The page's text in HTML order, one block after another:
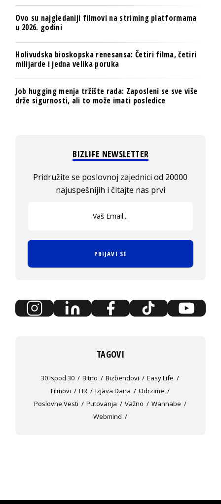
Ovo su najgledaniji filmovi na striming platformama
u 2026. godini
Holivudska bioskopska renesansa: Četiri filma, četiri
milijarde i jedna velika poruka
Job hugging menja tržište rada: Zaposleni se sve više
drže sigurnosti, ali to može imati posledice
BIZLIFE NEWSLETTER
Pridružite se poslovnoj zajednici od 20000
najuspešnijih i čitajte nas prvi
PRIJAVI SE
TAGOVI
30 Ispod 30 Bitno Bizbendovi
Easy Life
Filmovi
HR Izjava Dana
Odrzime
Poslovne Vesti
Putovanja Važno
Wannabe
Webmind